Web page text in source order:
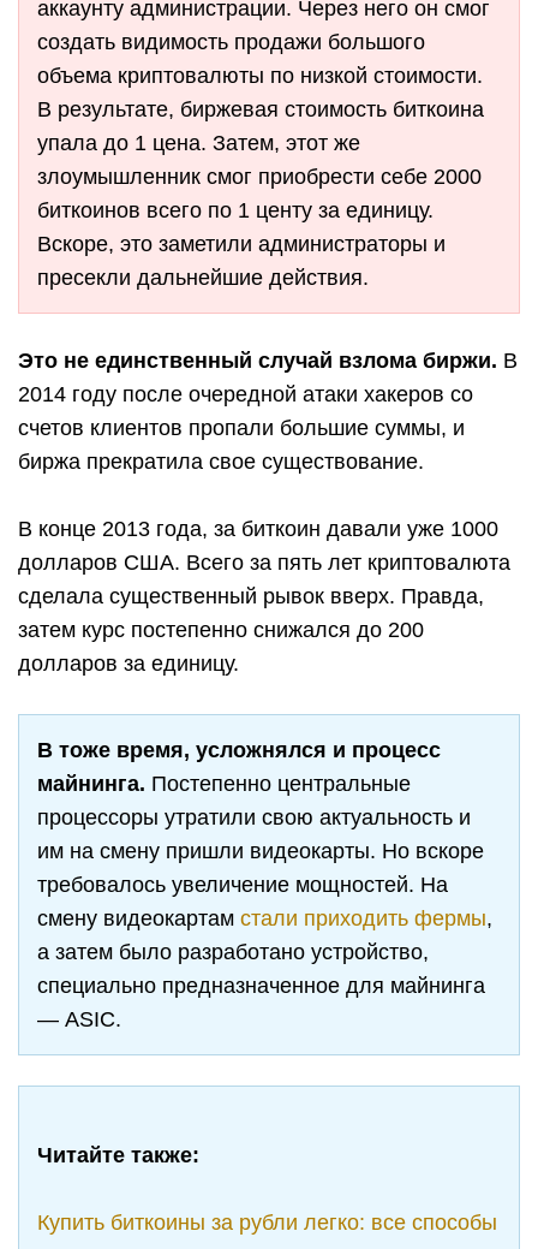
аккаунту администрации. Через него он смог
создать видимость продажи большого
объема криптовалюты по низкой стоимости.
В результате, биржевая стоимость биткоина
упала до 1 цена. Затем, этот же
злоумышленник смог приобрести себе 2000
биткоинов всего по 1 центу за единицу.
Вскоре, это заметили администраторы и
пресекли дальнейшие действия.
Это не единственный случай взлома биржи. В
2014 году после очередной атаки хакеров со
счетов клиентов пропали большие суммы, и
биржа прекратила свое существование.
В конце 2013 года, за биткоин давали уже 1000
долларов США. Всего за пять лет криптовалюта
сделала существенный рывок вверх. Правда,
затем курс постепенно снижался до 200
долларов за единицу.
В тоже время, усложнялся и процесс
майнинга. Постепенно центральные
процессоры утратили свою актуальность и
им на смену пришли видеокарты. Но вскоре
требовалось увеличение мощностей. На
смену видеокартам стали приходить фермы,
а затем было разработано устройство,
специально предназначенное для майнинга
— ASIC.
Читайте также:
Купить биткоины за рубли легко: все способы